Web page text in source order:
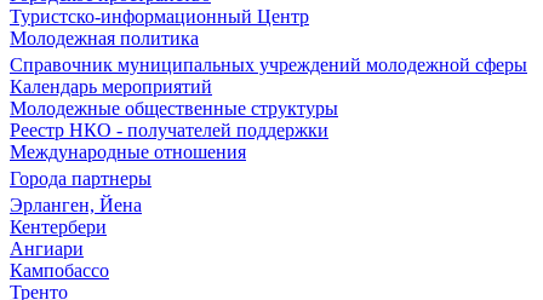
Туристско-информационный Центр
Молодежная политика
Справочник муниципальных учреждений молодежной сферы
Календарь мероприятий
Молодежные общественные структуры
Реестр НКО - получателей поддержки
Международные отношения
Города партнеры
Эрланген, Йена
Кентербери
Ангиари
Кампобассо
Тренто